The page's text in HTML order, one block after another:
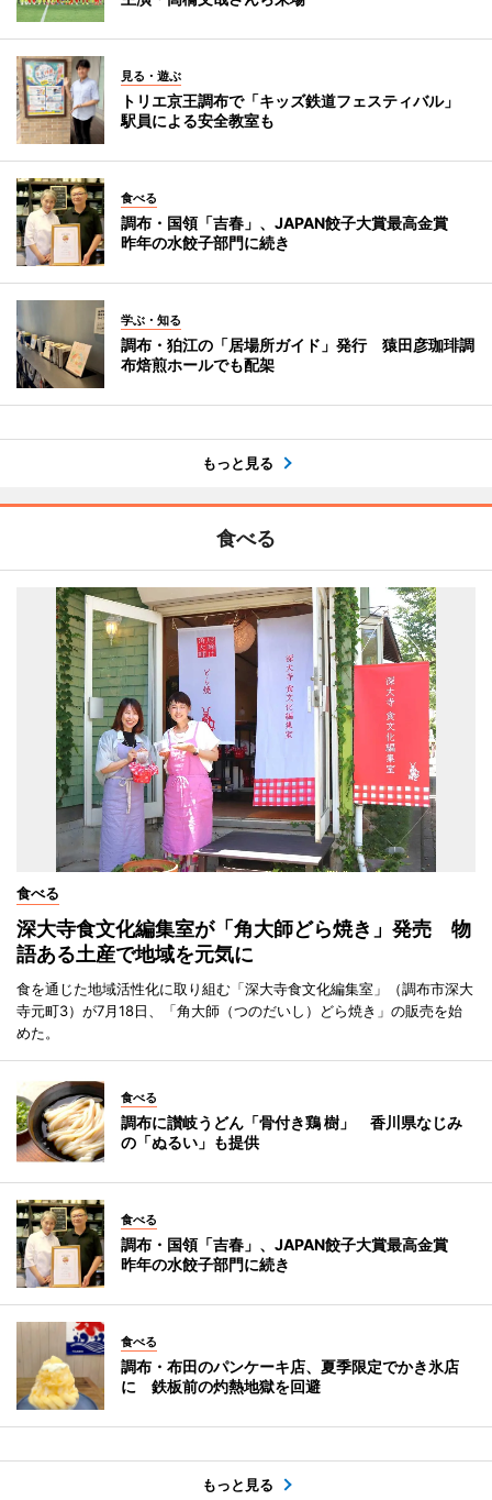
見る・遊ぶ
トリエ京王調布で「キッズ鉄道フェスティバル」
駅員による安全教室も
食べる
調布・国領「吉春」、JAPAN餃子大賞最高金賞
昨年の水餃子部門に続き
学ぶ・知る
調布・狛江の「居場所ガイド」発行 猿田彦珈琲調
布焙煎ホールでも配架
もっと見る
食べる
食べる
深大寺食文化編集室が「角大師どら焼き」発売 物
語ある土産で地域を元気に
食を通じた地域活性化に取り組む「深大寺食文化編集室」（調布市深大
寺元町3）が7月18日、「角大師（つのだいし）どら焼き」の販売を始
めた。
食べる
調布に讃岐うどん「骨付き鶏 樹」 香川県なじみ
の「ぬるい」も提供
食べる
調布・国領「吉春」、JAPAN餃子大賞最高金賞
昨年の水餃子部門に続き
食べる
調布・布田のパンケーキ店、夏季限定でかき氷店
に 鉄板前の灼熱地獄を回避
もっと見る